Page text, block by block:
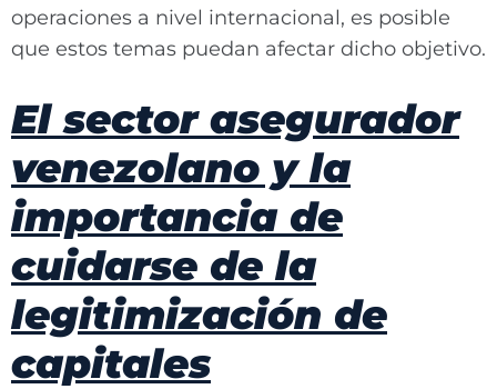
operaciones a nivel internacional, es posible
que estos temas puedan afectar dicho objetivo.
El sector asegurador
venezolano y la
importancia de
cuidarse de la
legitimización de
capitales